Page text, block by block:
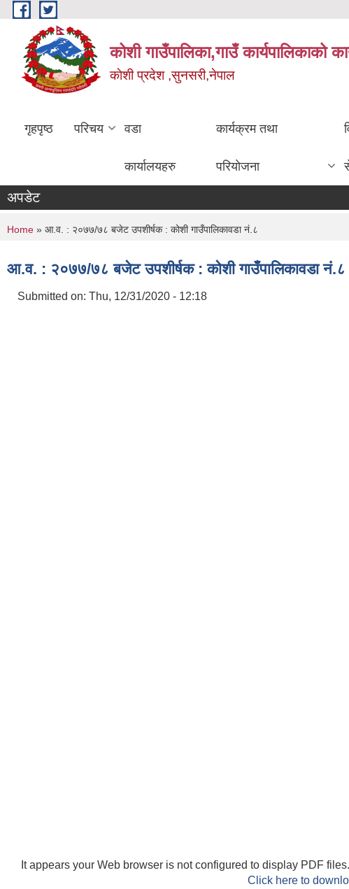
Skip to main content
कोशी गाउँपालिका,गाउँ कार्यपालिकाको
काेशी प्रदेश ,सुनसरी,नेपाल
गृहपृष्ठ परिचय वडा
कार्यालयहरु
कार्यक्रम तथा
परियोजना
अपडेट
You are here
Home » आ.व. : २०७७/७८ बजेट उपशीर्षक : कोशी गाउँपालिकावडा नं.८
आ.व. : २०७७/७८ बजेट उपशीर्षक : कोशी गाउँपालिकावडा नं.८
Submitted on: Thu, 12/31/2020 - 12:18
It appears your Web browser is not configured to display PDF files.
Click here to